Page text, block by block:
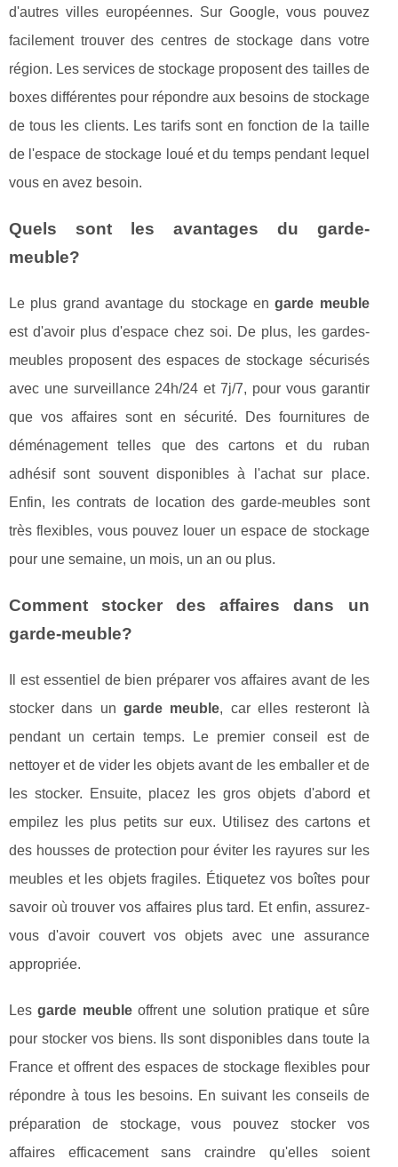
d'autres villes européennes. Sur Google, vous pouvez
facilement trouver des centres de stockage dans votre
région. Les services de stockage proposent des tailles de
boxes différentes pour répondre aux besoins de stockage
de tous les clients. Les tarifs sont en fonction de la taille
de l'espace de stockage loué et du temps pendant lequel
vous en avez besoin.
Quels sont les avantages du garde-
meuble?
Le plus grand avantage du stockage engarde meuble
est d'avoir plus d'espace chez soi. De plus, les gardes-
meubles proposent des espaces de stockage sécurisés
avec une surveillance 24h/24 et 7j/7, pour vous garantir
que vos affaires sont en sécurité. Des fournitures de
déménagement telles que des cartons et du ruban
adhésif sont souvent disponibles à l'achat sur place.
Enfin, les contrats de location des garde-meubles sont
très flexibles, vous pouvez louer un espace de stockage
pour une semaine, un mois, un an ou plus.
Comment stocker des affaires dans un
garde-meuble?
Il est essentiel de bien préparer vos affaires avant de les
stocker dans un garde meuble, car elles resteront là
pendant un certain temps. Le premier conseil est de
nettoyer et de vider les objets avant de les emballer et de
les stocker. Ensuite, placez les gros objets d'abord et
empilez les plus petits sur eux. Utilisez des cartons et
des housses de protection pour éviter les rayures sur les
meubles et les objets fragiles. Étiquetez vos boîtes pour
savoir où trouver vos affaires plus tard. Et enfin, assurez-
vous d'avoir couvert vos objets avec une assurance
appropriée.
Lesgarde meubleoffrent une solution pratique et sûre
pour stocker vos biens. Ils sont disponibles dans toute la
France et offrent des espaces de stockage flexibles pour
répondre à tous les besoins. En suivant les conseils de
préparation de stockage, vous pouvez stocker vos
affaires efficacement sans craindre qu'elles soient